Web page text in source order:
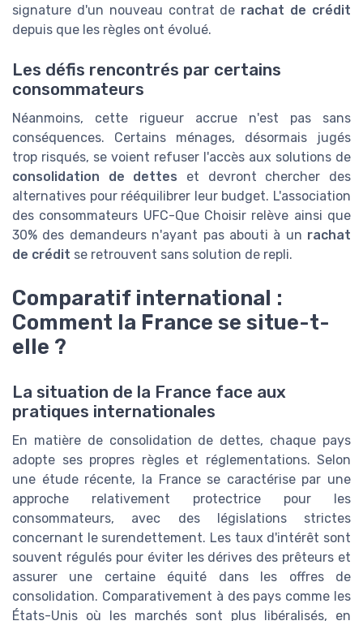
signature d'un nouveau contrat de rachat de crédit
depuis que les règles ont évolué.
Les défis rencontrés par certains
consommateurs
Néanmoins, cette rigueur accrue n'est pas sans
conséquences. Certains ménages, désormais jugés
trop risqués, se voient refuser l'accès aux solutions de
consolidation de dettes et devront chercher des
alternatives pour rééquilibrer leur budget. L'association
des consommateurs UFC-Que Choisir relève ainsi que
30% des demandeurs n'ayant pas abouti à un rachat
de crédit se retrouvent sans solution de repli.
Comparatif international :
Comment la France se situe-t-
elle ?
La situation de la France face aux
pratiques internationales
En matière de consolidation de dettes, chaque pays
adopte ses propres règles et réglementations. Selon
une étude récente, la France se caractérise par une
approche relativement protectrice pour les
consommateurs, avec des législations strictes
concernant le surendettement. Les taux d'intérêt sont
souvent régulés pour éviter les dérives des prêteurs et
assurer une certaine équité dans les offres de
consolidation. Comparativement à des pays comme les
États-Unis où les marchés sont plus libéralisés, en